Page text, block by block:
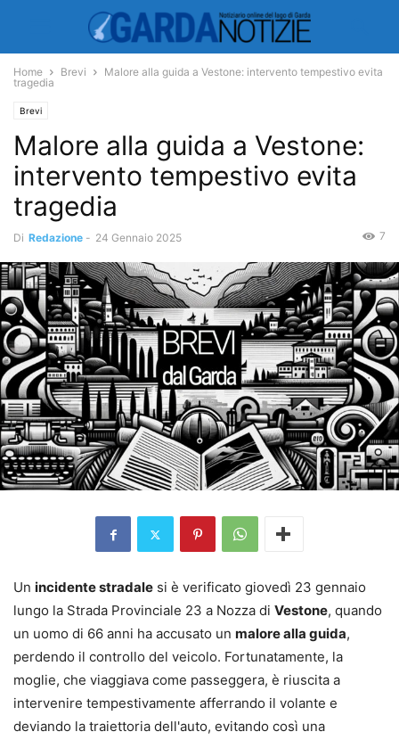
Home Brevi
Malore alla guida a Vestone: intervento tempestivo evita
tragedia
Brevi
Malore alla guida a Vestone:
intervento tempestivo evita
tragedia
Di Redazione - 24 Gennaio 2025 7
Un incidente stradale si è verificato giovedì 23 gennaio
lungo la Strada Provinciale 23 a Nozza di Vestone, quando
un uomo di 66 anni ha accusato un malore alla guida,
perdendo il controllo del veicolo. Fortunatamente, la
moglie, che viaggiava come passeggera, è riuscita a
intervenire tempestivamente afferrando il volante e
deviando la traiettoria dell'auto, evitando così una